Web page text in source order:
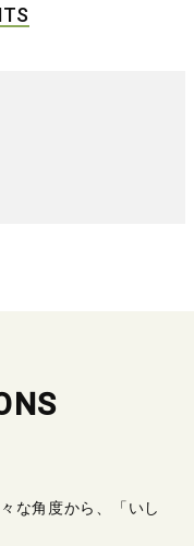
な角度から、「いし